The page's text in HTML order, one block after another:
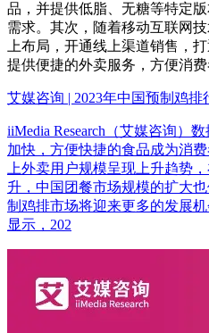
品，并提供低脂、无糖等特定
需求。其次，随着移动互联网
上布局，开通线上渠道销售，
提供便捷的外卖服务，方便消费
艾媒咨询 | 2023年中国预制鸡
iiMedia Research（艾媒咨询）
加快，方便快捷的食品成为消
上外卖用户规模呈现上升趋势
升，中国团餐市场规模的扩大
制鸡排市场将迎来更多的发展
显示，202